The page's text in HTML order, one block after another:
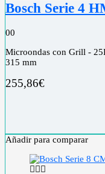
Bosch Serie 4
00
Microondas con Grill -
315 mm
255,86€
Añadir para comparar